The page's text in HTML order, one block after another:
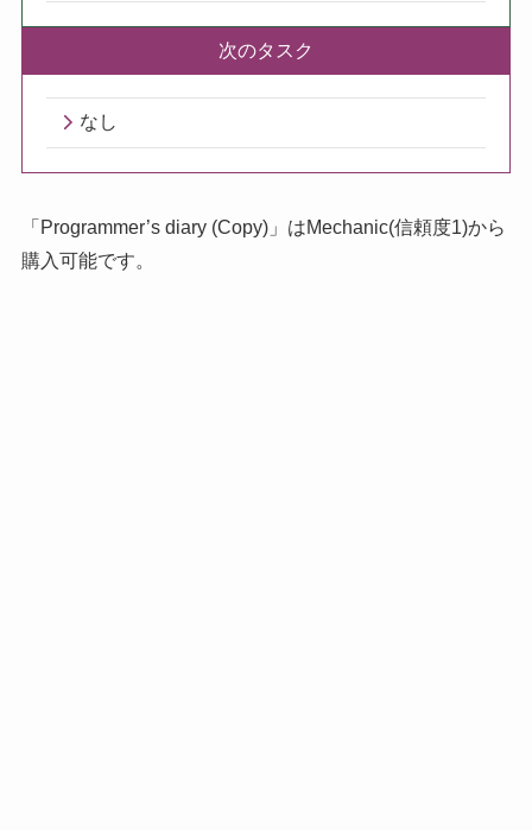
次のタスク
なし
「Programmer’s diary (Copy)」はMechanic(信頼度1)から
購入可能です。